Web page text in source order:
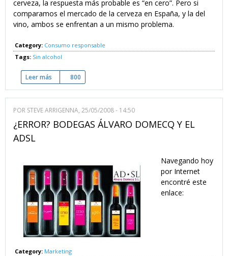
cerveza, la respuesta más probable es “en cero”. Pero si
comparamos el mercado de la cerveza en España, y la del
vino, ambos se enfrentan a un mismo problema.
Category: Consumo responsable
Tags: Sin alcohol
Leer más sobre ¿Qué puede el vino aprender de la cerveza?
800
POR STEVE ARRIGENNA, 25/05/2008 - 14:50
¿ERROR? BODEGAS ÁLVARO DOMECQ Y EL
ADSL
Navegando hoy
por Internet
encontré este
enlace:
Category: Marketing